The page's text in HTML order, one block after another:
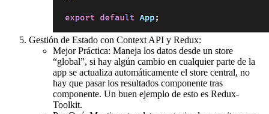
Gestión de Estado con Context API y Redux:
Mejor Práctica: Maneja los datos desde un store
“global”, si hay algún cambio en cualquier parte de la
app se actualiza automáticamente el store central, no
hay que pasar los resultados componente tras
componente. Un buen ejemplo de esto es Redux-
Toolkit.